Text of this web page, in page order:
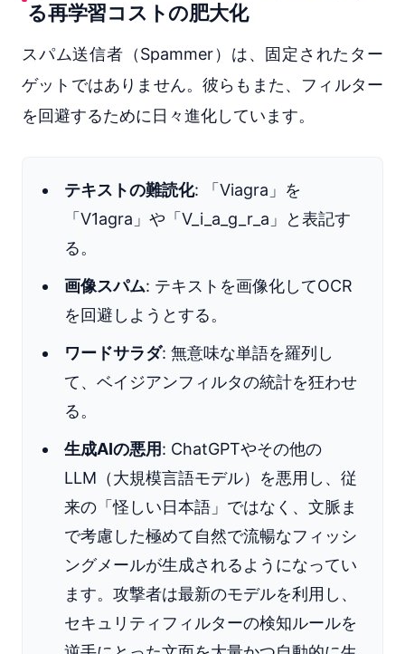
る再学習コストの肥大化
スパム送信者（Spammer）は、固定されたター
ゲットではありません。彼らもまた、フィルター
を回避するために日々進化しています。
テキストの難読化: 「Viagra」を
「V1agra」や「V_i_a_g_r_a」と表記す
る。
画像スパム: テキストを画像化してOCR
を回避しようとする。
ワードサラダ: 無意味な単語を羅列し
て、ベイジアンフィルタの統計を狂わせ
る。
生成AIの悪用: ChatGPTやその他の
LLM（大規模言語モデル）を悪用し、従
来の「怪しい日本語」ではなく、文脈ま
で考慮した極めて自然で流暢なフィッシ
ングメールが生成されるようになってい
ます。攻撃者は最新のモデルを利用し、
セキュリティフィルターの検知ルールを